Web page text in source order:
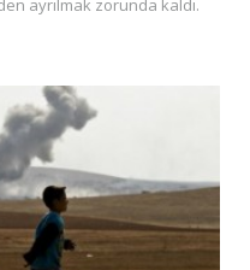
ayrılmak zorunda kaldı.